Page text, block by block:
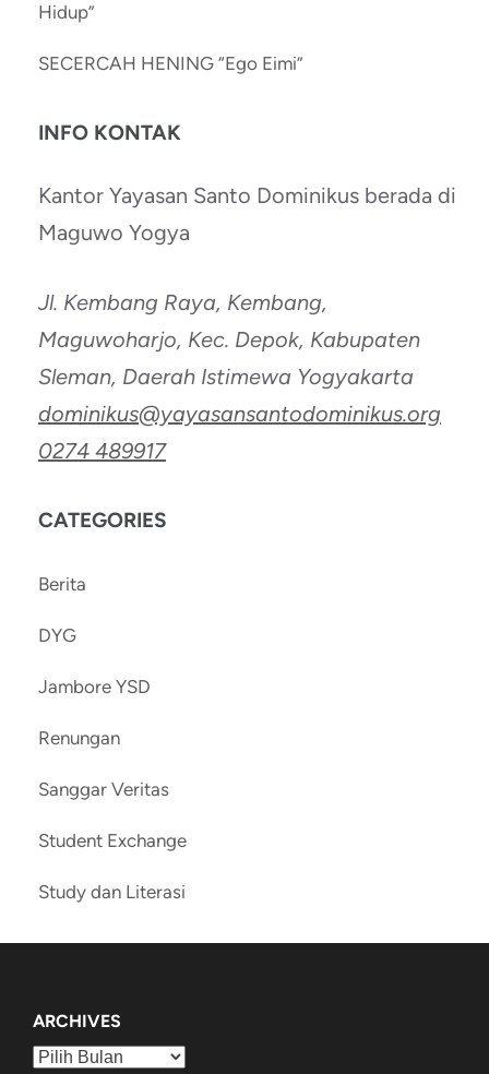
Hidup”
SECERCAH HENING “Ego Eimi”
INFO KONTAK
Kantor Yayasan Santo Dominikus berada di
Maguwo Yogya
Jl. Kembang Raya, Kembang,
Maguwoharjo, Kec. Depok, Kabupaten
Sleman, Daerah Istimewa Yogyakarta
dominikus@yayasansantodominikus.org
0274 489917
CATEGORIES
Berita
DYG
Jambore YSD
Renungan
Sanggar Veritas
Student Exchange
Study dan Literasi
ARCHIVES
Archives